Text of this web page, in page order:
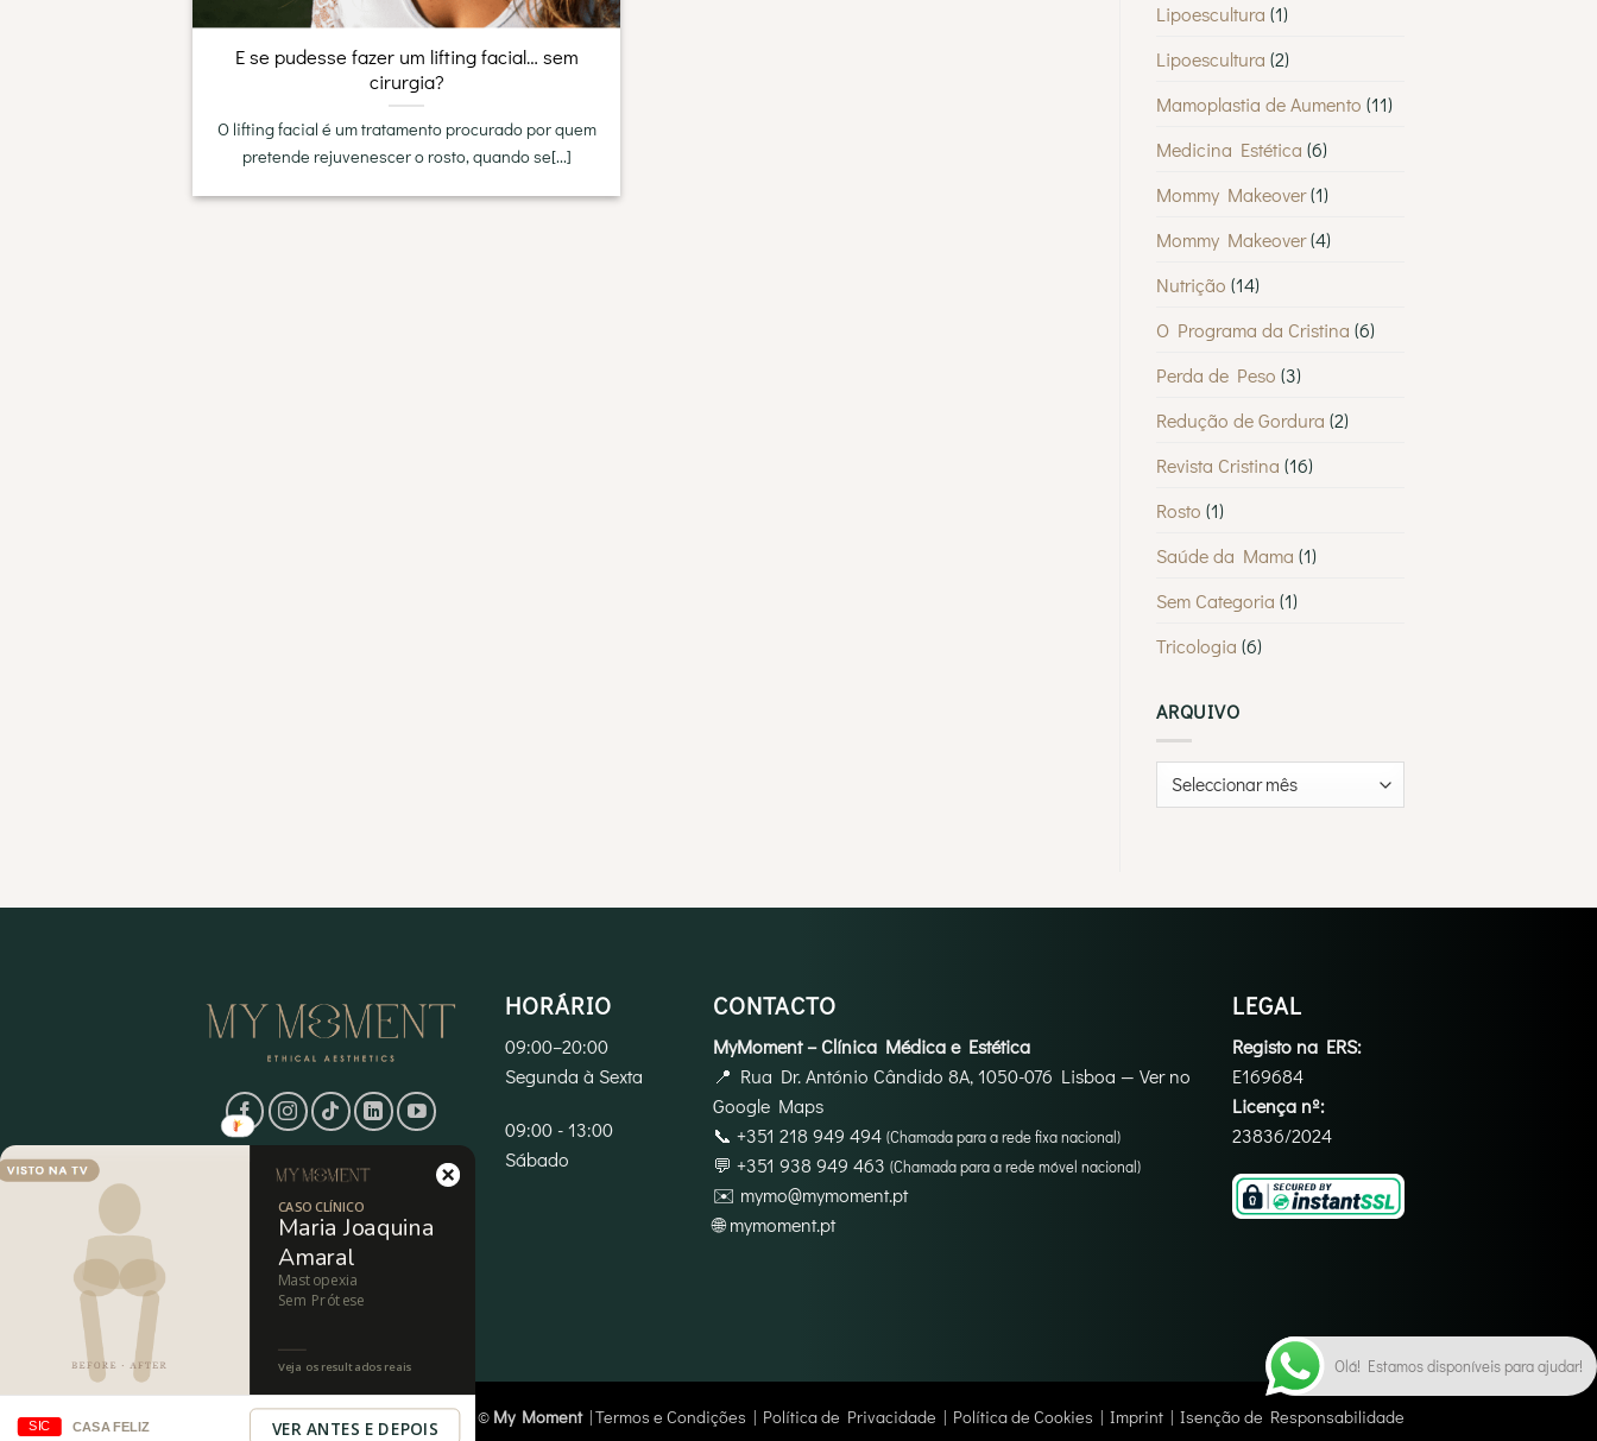
E se pudesse fazer um lifting facial… sem
cirurgia?
O lifting facial é um tratamento procurado por quem
pretende rejuvenescer o rosto, quando se[...]
Lipoescultura (1)
Lipoescultura (2)
Mamoplastia de Aumento (11)
Medicina Estética (6)
Mommy Makeover(1)
Mommy Makeover(4)
Nutrição (14)
O Programa da Cristina (6)
Perda de Peso (3)
Redução de Gordura (2)
Revista Cristina (16)
Rosto (1)
Saúde da Mama (1)
Sem Categoria (1)
Tricologia (6)
ARQUIVO
Arquivo
HORÁRIO
09:00–20:00
Segunda à Sexta
09:00 - 13:00
Sábado
CONTACTO
MyMoment – Clínica Médica e Estética
📍 Rua Dr. António Cândido 8A, 1050-076 Lisboa — Ver no
Google Maps
📞 +351 218 949 494 (Chamada para a rede fixa nacional)
💬 +351 938 949 463 (Chamada para a rede móvel nacional)
✉️ mymo@mymoment.pt
🌐mymoment.pt
LEGAL
Registo na ERS:
E169684
Licença nº:
23836/2024
Copyright 2026 © My Moment|Termos e Condições | Política de Privacidade | Política de Cookies | Imprint | Isenção de Responsabilidade
Olá! Estamos disponíveis para ajudar!
VER ANTES E DEPOIS
CASO CLÍNICO
Maria Joaquina
Amaral
SIC CASA FELIZ
Mastopexia
Sem Prótese
Veja os resultados reais